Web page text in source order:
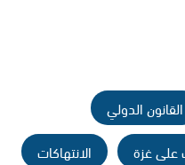
القانون الدولي
على غزة
الانتهاكات